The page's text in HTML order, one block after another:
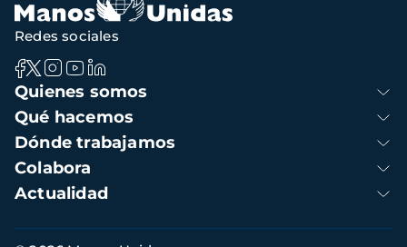
Navegación
principal
Quienes somos
Qué hacemos
Dónde trabajamos
Colabora
Actualidad
Redes sociales